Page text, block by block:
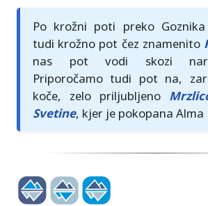
Po krožni poti preko
tudi krožno pot čez znamenito
nas pot vodi skozi
Priporočamo tudi pot na,
koče, zelo priljubljeno
Svetine, kjer je pokopana Alma